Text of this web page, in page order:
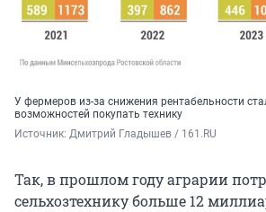
У фермеров из-за снижения рентабельности
возможностей покупать технику
Источник: Дмитрий Гладышев / 161.RU
Так, в прошлом году аграрии
сельхозтехнику больше 12